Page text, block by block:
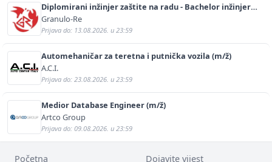
Diplomirani inžinjer zaštite na radu - Bachelor inžinjer
sigurnosti i pomoći (m/ž)
Granulo-Re
Prijava do: 13.08.2026. u 23:59
Automehaničar za teretna i putnička vozila (m/ž)
A.C.I.
Prijava do: 23.08.2026. u 23:59
Medior Database Engineer (m/ž)
Artco Group
Prijava do: 09.08.2026. u 23:59
Početna Dojavite vijest